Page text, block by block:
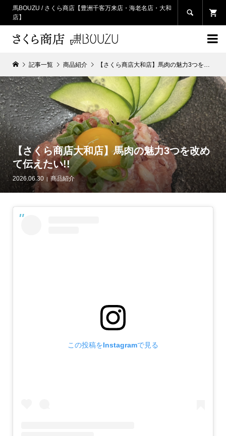
馬BOUZU / さくら商店【豊洲千客万来店・海老名店・大和
店】


記事一覧 商品紹介 【さくら商店大和店】馬肉の魅力3つを改めて伝えたい!!
【さくら商店大和店】馬肉の魅力3つを改め
て伝えたい!!
2026.06.30 商品紹介
この投稿をInstagramで見る